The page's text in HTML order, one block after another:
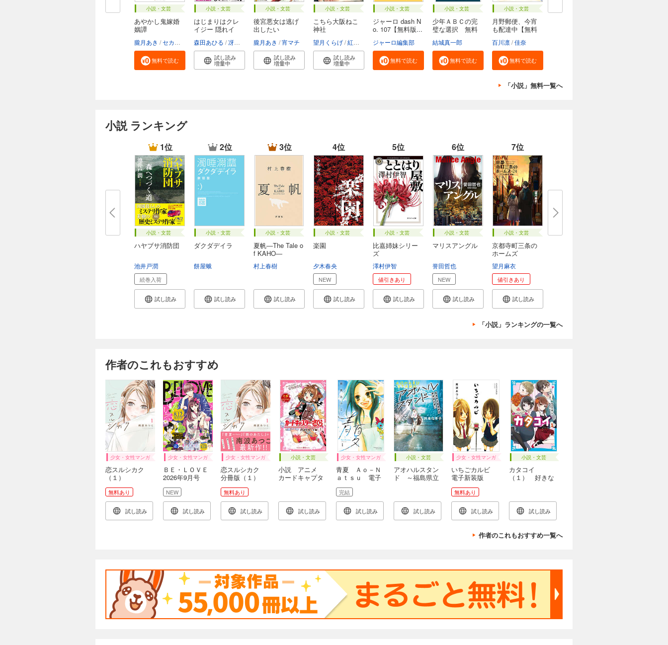
小説・文芸
あやかし鬼嫁婚
姻譚
朧月あき セカイメグル
無料で読む
小説・文芸
はじまりはクレ
イジー 隠れイ
森田あひる 冴島ユカ子
試し読み
増量中
小説・文芸
後宮悪女は逃げ
出したい
朧月あき 宵マチ
試し読み
増量中
小説・文芸
こちら大阪ねこ
神社
望月くらげ 紅木春
試し読み
増量中
小説・文芸
ジャーロ dash N
o. 107【無料版...
ジャーロ編集部
無料で読む
小説・文芸
少年ＡＢＣの完
璧な選択 無料
結城真一郎
無料で読む
小説・文芸
月野郵便、今宵
も配達中【無料
百川凛 佳奈
無料で読む
「小説」無料一覧へ
小説 ランキング
1位
小説・文芸
ハヤブサ消防団
池井戸潤
続巻入荷
試し読み
2位
小説・文芸
ダクダデイラ
餅屋蛾
試し読み
3位
小説・文芸
夏帆―The Tale o
f KAHO―
村上春樹
試し読み
4位
小説・文芸
楽園
夕木春央
NEW
試し読み
5位
小説・文芸
比嘉姉妹シリー
ズ
澤村伊智
値引きあり
試し読み
6位
小説・文芸
マリスアングル
誉田哲也
NEW
試し読み
7位
小説・文芸
京都寺町三条の
ホームズ
望月麻衣
値引きあり
試し読み
「小説」ランキングの一覧へ
作者のこれもおすすめ
少女・女性マンガ
恋スルシカク
（１）
無料あり
試し読み
少女・女性マンガ
ＢＥ・ＬＯＶＥ
2026年9月号
[2026年7月31日
発売]
NEW
試し読み
少女・女性マンガ
恋スルシカク
分冊版（１）
無料あり
試し読み
小説・文芸
小説 アニメ
カードキャプタ
試し読み
少女・女性マンガ
青夏 Ａｏ－Ｎ
ａｔｓｕ 電子
新装版（１）
完結
試し読み
小説・文芸
アオハルスタン
ド ～福島県立
試し読み
少女・女性マンガ
いちごカルビ
電子新装版
無料あり
試し読み
小説・文芸
カタコイ
（１） 好きな
試し読み
作者のこれもおすすめ一覧へ